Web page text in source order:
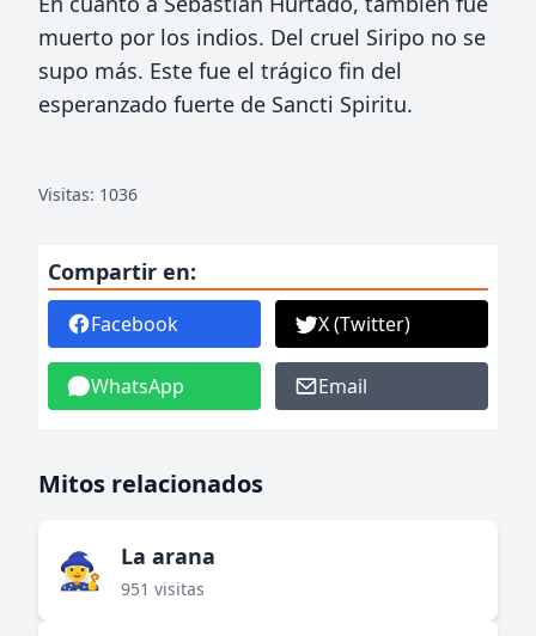
muerto por los indios. Del cruel Siripo no se
supo más. Este fue el trágico fin del
esperanzado fuerte de Sancti Spiritu.
Visitas: 1036
Compartir en:
Facebook X (Twitter)
WhatsApp Email
Mitos relacionados
🧙‍♀️ La arana
951 visitas